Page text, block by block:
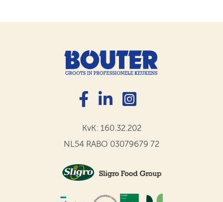
KvK: 160.32.202
NL54 RABO 03079679 72